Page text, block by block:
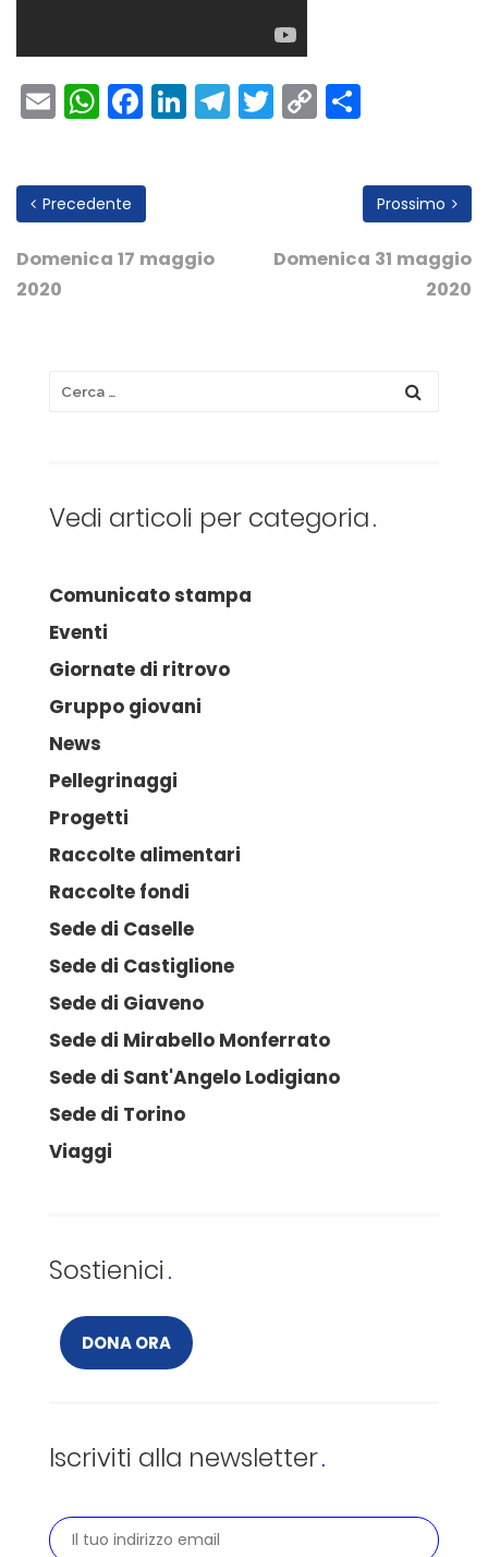
EmailWhatsApp
Facebook
LinkedIn
Telegram
Twitter
Copy
Link
Precedente
Domenica 17 maggio
2020
Prossimo
Domenica 31 maggio
2020
Vedi articoli per categoria
Comunicato stampa
Eventi
Giornate di ritrovo
Gruppo giovani
News
Pellegrinaggi
Progetti
Raccolte alimentari
Raccolte fondi
Sede di Caselle
Sede di Castiglione
Sede di Giaveno
Sede di Mirabello Monferrato
Sede di Sant'Angelo Lodigiano
Sede di Torino
Viaggi
Sostienici
DONA ORA
Iscriviti alla newsletter